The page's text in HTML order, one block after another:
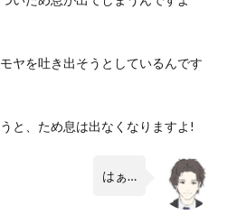
ヤを吐き出そうとしているんです
と、ため息は出なくなりますよ!
はぁ…